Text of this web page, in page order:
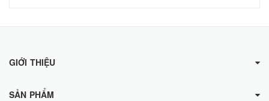
GIỚI THIỆU
SẢN PHẨM